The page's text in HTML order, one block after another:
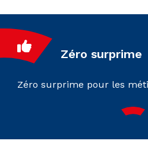
Zéro surprime
Zéro surprime pour les